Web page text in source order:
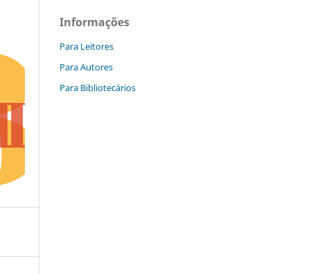
Informações
Para Leitores
Para Autores
Para Bibliotecários